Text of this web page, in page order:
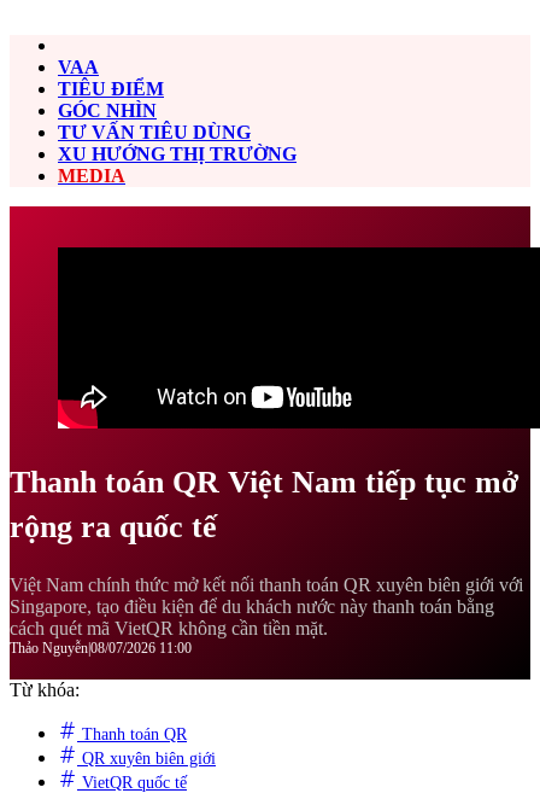
VAA
TIÊU ĐIỂM
GÓC NHÌN
TƯ VẤN TIÊU DÙNG
XU HƯỚNG THỊ TRƯỜNG
MEDIA
Thanh toán QR Việt Nam tiếp tục mở
rộng ra quốc tế
Việt Nam chính thức mở kết nối thanh toán QR xuyên biên giới với
Singapore, tạo điều kiện để du khách nước này thanh toán bằng
cách quét mã VietQR không cần tiền mặt.
Thảo Nguyễn08/07/2026 11:00
Từ khóa:
Thanh toán QR
QR xuyên biên giới
VietQR quốc tế